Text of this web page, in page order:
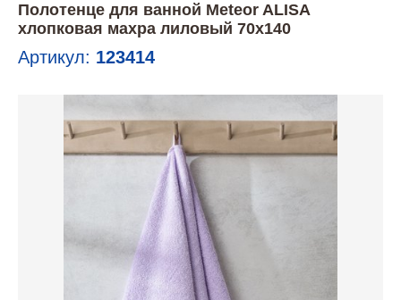
Полотенце для ванной Meteor ALISA
хлопковая махра лиловый 70х140
Артикул: 123414